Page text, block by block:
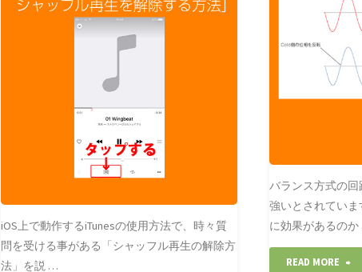
の
明"
方
介"
バランス方式の
強いとされてい
に効果があるの
READ MORE "オ
iOS上で動作するiTunesの使用方法で、時々質
問を受ける事がある「シャッフル再生の解除方
法」を説 …